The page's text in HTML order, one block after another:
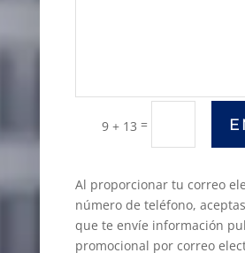
9 + 13 =
Al proporcionar tu correo
número de teléfono,
que te envíe información
promocional por correo